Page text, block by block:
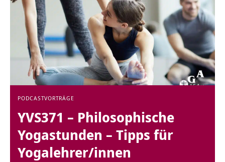
PODCASTVORTRÄGE
YVS371 – Philosophische
Yogastunden – Tipps für
Yogalehrer/innen